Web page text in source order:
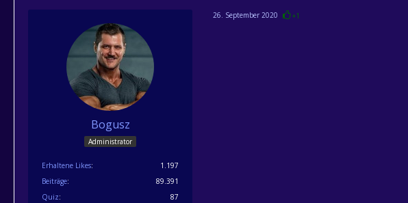
Bogusz
Administrator
Erhaltene Likes
1.197
Beiträge
89.391
Quiz
87
26. September 2020 +1